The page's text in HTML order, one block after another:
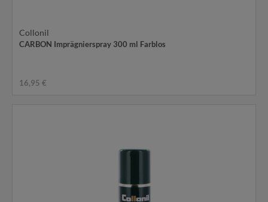
Collonil
CARBON Imprägnierspray 300 ml Farblos
16,95 €